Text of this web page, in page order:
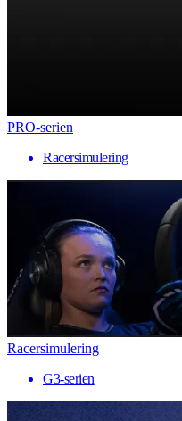
PRO-serien
Racersimulering
Racersimulering
G3-serien